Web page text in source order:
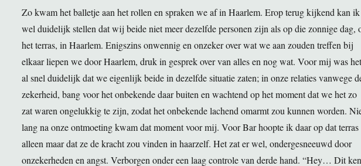
Zo kwam het balletje aan het rollen en spraken we af in Haarlem. Erop terug kijkend kan ik
wel duidelijk stellen dat wij beide niet meer dezelfde personen zijn als op die zonnige dag,
het terras, in Haarlem. Enigszins onwennig en onzeker over wat we aan zouden treffen bij
elkaar liepen we door Haarlem, druk in gesprek over van alles en nog wat. Voor mij was het
al snel duidelijk dat we eigenlijk beide in dezelfde situatie zaten; in onze relaties vanwege
zekerheid, bang voor het onbekende daar buiten en wachtend op het moment dat we het zo
zat waren ongelukkig te zijn, zodat het onbekende lachend omarmt zou kunnen worden.
lang na onze ontmoeting kwam dat moment voor mij. Voor Bar hoopte ik daar op dat terras
alleen maar dat ze de kracht zou vinden in haarzelf. Het zat er wel, ondergesneeuwd door
onzekerheden en angst. Verborgen onder een laag controle van derde hand. “Hey… Dit ken